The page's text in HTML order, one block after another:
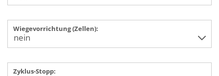
Wiegevorrichtung (Zellen):
Zyklus-Stopp: